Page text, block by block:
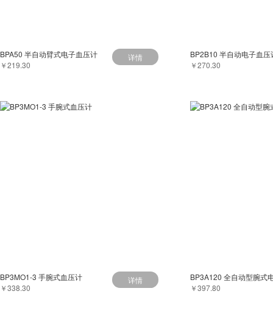
BPA50 半自动臂式电子血压计
￥219.30
详情
BP2B10 半自动电子血压
￥270.30
BP3MO1-3 手腕式血压计
￥338.30
详情
￥397.80